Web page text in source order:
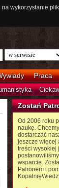
wykorzystanie
Praca
Zostań
Od 2006 roku
naukę.
dostarczać
jeszcze więcej
treści wysokiej
wsparcie.
Patronem i